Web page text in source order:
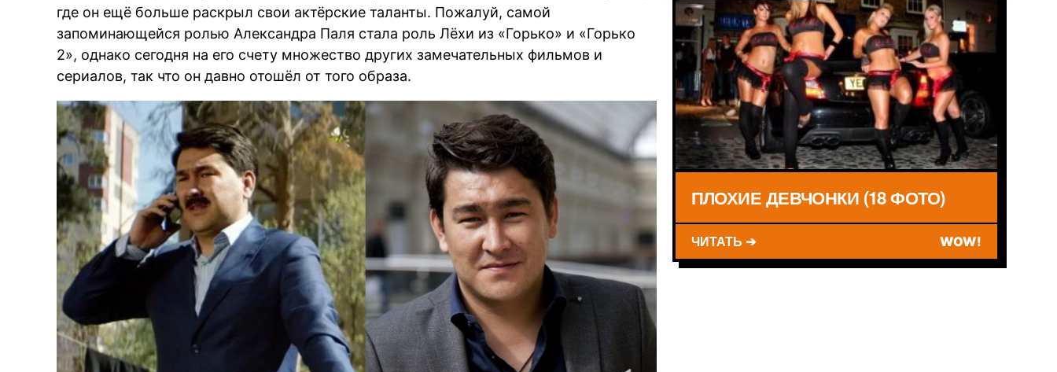
где он ещё больше раскрыл свои актёрские таланты. Пожалуй, самой
запоминающейся ролью Александра Паля стала роль Лёхи из «Горько» и «Горько
2», однако сегодня на его счету множество других замечательных фильмов и
сериалов, так что он давно отошёл от того образа.
ПЛОХИЕ ДЕВЧОНКИ (18 ФОТО)
ЧИТАТЬ ➔ WOW!